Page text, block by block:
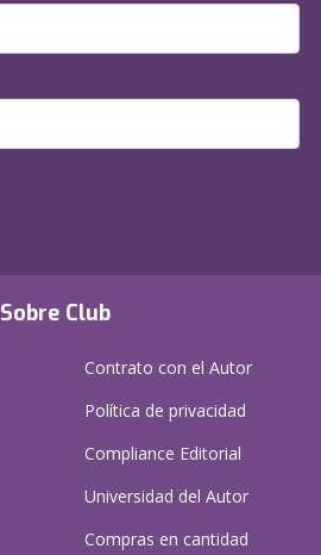
Sobre Club
Contrato con el Autor
Política de privacidad
Compliance Editorial
Universidad del Autor
Compras en cantidad